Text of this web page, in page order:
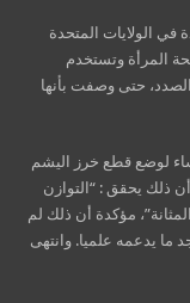
في الولايات المتحدة
عن صحة المرأة وتستخدم
حتى وصفت بأنها
لوضع قطع خرز اليشم
ذلك يحقق : “التوازن
مؤكدة أن ذلك لم
ما يدعمه علميا. وانتهى